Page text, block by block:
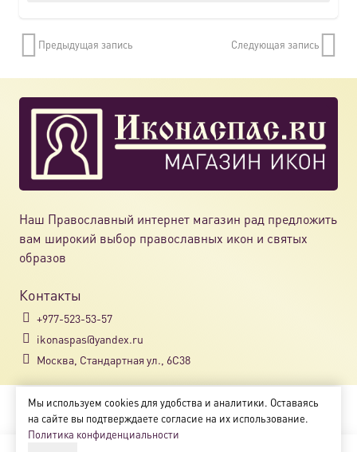
Предыдущая запись Следующая запись
Наш Православный интернет магазин рад предложить
вам широкий выбор православных икон и святых
образов
Контакты
+977-523-53-57
ikonaspas@yandex.ru
Москва, Стандартная ул., 6С38
Copyright © 2018-2025
Магазин православных икон «ikonaspas.ru»
Мы используем cookies для удобства и аналитики. Оставаясь
на сайте вы подтверждаете согласие на их использование.
Политика конфиденциальности